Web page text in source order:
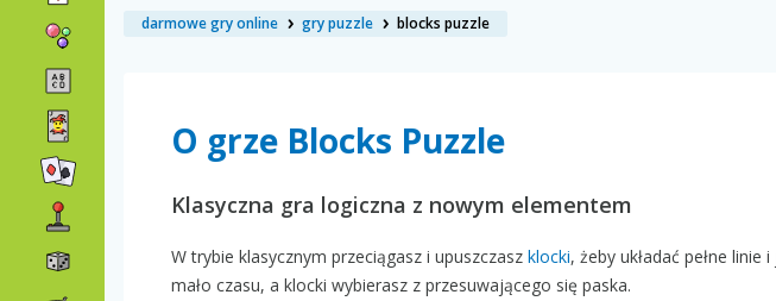
darmowe gry online gry puzzle blocks puzzle
O grze Blocks Puzzle
Klasyczna gra logiczna z nowym elementem
W trybie klasycznym przeciągasz i upuszczasz klocki, żeby układać pełne
mało czasu, a klocki wybierasz z przesuwającego się paska.